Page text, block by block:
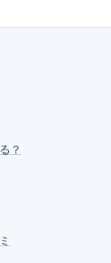
？